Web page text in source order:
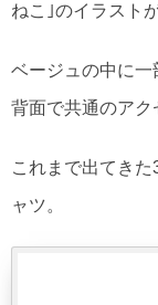
ねこ｣のイラスト
ベージュの中に一
背面で共通のアク
これまで出てき
ャツ。